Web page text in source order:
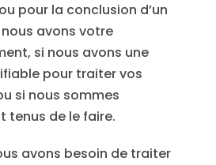
pour la conclusion d’un
avons votre
si nous avons une
pour traiter vos
si nous sommes
tenus de le faire.
avons besoin de traiter